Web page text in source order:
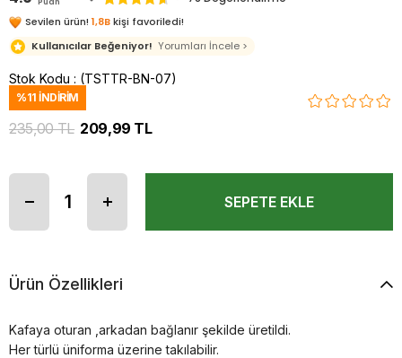
Sevilen ürün! 1,8Bkişi favoriledi!
Kullanıcılar Beğeniyor! Yorumları İncele >
Stok Kodu (TSTTR-BN-07)
%11 İNDIRIM
235,00 TL 209,99 TL
Ürün Özellikleri
Kafaya oturan ,arkadan bağlanır şekilde üretildi.
Her türlü üniforma üzerine takılabilir.